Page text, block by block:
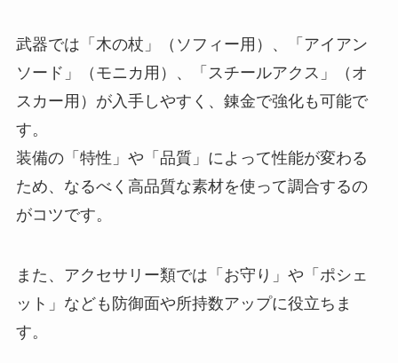
武器では「木の杖」（ソフィー用）、「アイアン
ソード」（モニカ用）、「スチールアクス」（オ
スカー用）が入手しやすく、錬金で強化も可能で
す。
装備の「特性」や「品質」によって性能が変わる
ため、なるべく高品質な素材を使って調合するの
がコツです。
また、アクセサリー類では「お守り」や「ポシェ
ット」なども防御面や所持数アップに役立ちま
す。